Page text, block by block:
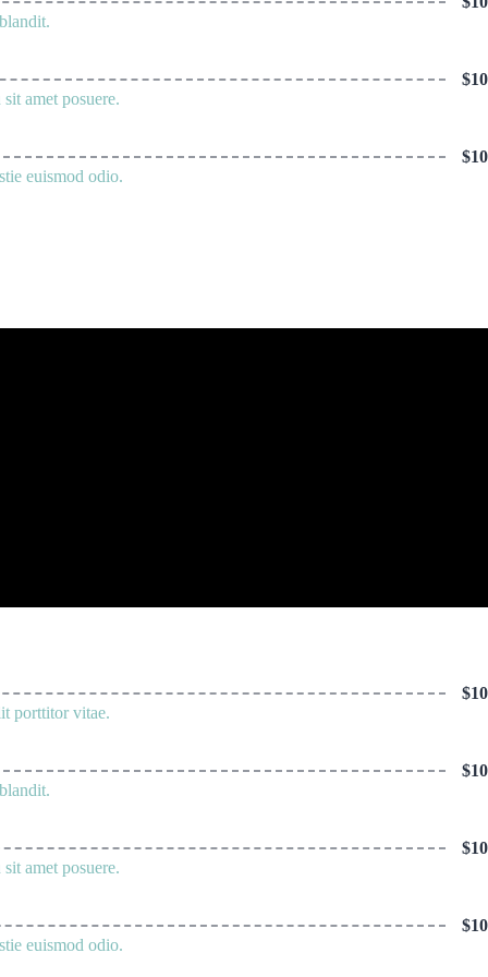
$10
amet posuere.
$10
euismod odio.
$10
porttitor vitae.
$10
$10
amet posuere.
$10
euismod odio.